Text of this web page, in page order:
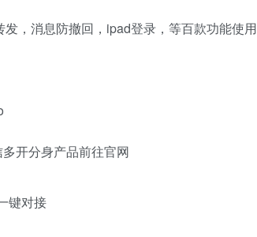
，消息防撤回，ipad登录，等百款功能使用
开分身产品前往官网
键对接